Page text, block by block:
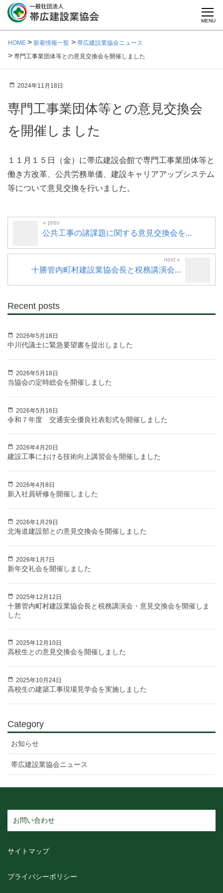
MENU
HOME 新着情報一覧
帯広建設業協会ニュース
専門工事業団体等との意見交換会を開催しました
2024年11月18日
専門工事業団体等との意見交換会
を開催しました
１１月１５日（金）に帯広建設会館で専門工事業団体等と
働き方改革、公共労務単価、建設キャリアアップシステム
等について意見交換を行いました。
公共工事の諸課題に関する意見交換会を...
十勝管内町村建設業協会長と税務講演会...
Recent posts
2026年5月18日
中川代議士に緊急要望書を提出しました
2026年5月18日
当協会の定時総会を開催しました
2026年5月16日
令和７年度 交通安全優良社表彰式を開催しました
2026年4月20日
建設工事における技術向上講習会を開催しました
2026年4月8日
新入社員研修を開催しました
2026年1月29日
北海道建設部との意見交換会を開催しました
2026年1月7日
新年交礼会を開催しました
2025年12月12日
十勝管内町村建設業協会長と税務講演会・意見交換会を開催しま
した
2025年12月10日
高校生との意見交換会を開催しました
2025年10月24日
高校生の建築工事現場見学会を実施しました
Category
お知らせ
帯広建設業協会ニュース
お問い合わせ
サイトマップ
プライバシーポリシー